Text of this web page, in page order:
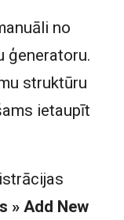
no
ģeneratoru.
struktūru
ietaupīt
» Add New